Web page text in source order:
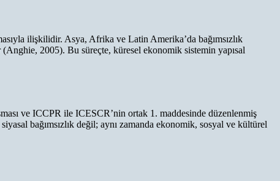
ilişkilidir. Asya, Afrika ve Latin Amerika’da bağımsızlık
2005). Bu süreçte, küresel ekonomik sistemin yapısal
ve ICCPR ile ICESCR’nin ortak 1. maddesinde düzenlenmiş
bağımsızlık değil; aynı zamanda ekonomik, sosyal ve kültürel